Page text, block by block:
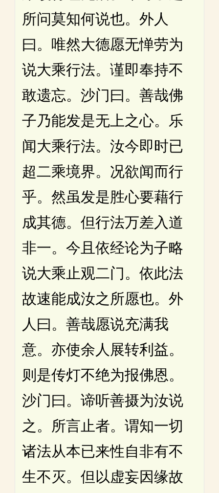
所问莫知何说也。外人
曰。唯然大德愿无惮劳为
说大乘行法。谨即奉持不
敢遗忘。沙门曰。善哉佛
子乃能发是无上之心。乐
闻大乘行法。汝今即时已
超二乘境界。况欲闻而行
乎。然虽发是胜心要藉行
成其德。但行法万差入道
非一。今且依经论为子略
说大乘止观二门。依此法
故速能成汝之所愿也。外
人曰。善哉愿说充满我
意。亦使余人展转利益。
则是传灯不绝为报佛恩。
沙门曰。谛听善摄为汝说
之。所言止者。谓知一切
诸法从本已来性自非有不
生不灭。但以虚妄因缘故